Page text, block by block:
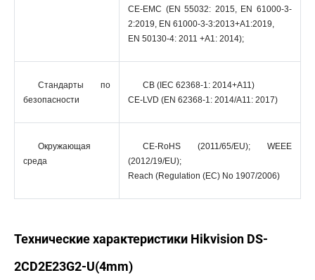
CE-EMC (EN 55032: 2015, EN 61000-3-
2:2019, EN 61000-3-3:2013+A1:2019,
EN 50130-4: 2011 +A1: 2014);
Стандарты по
безопасности
CB (IEC 62368-1: 2014+A11)
CE-LVD (EN 62368-1: 2014/A11: 2017)
Окружающая
среда
CE-RoHS (2011/65/EU); WEEE
(2012/19/EU);
Reach (Regulation (EC) No 1907/2006)
Технические характеристики Hikvision DS-
2CD2E23G2-U(4mm)